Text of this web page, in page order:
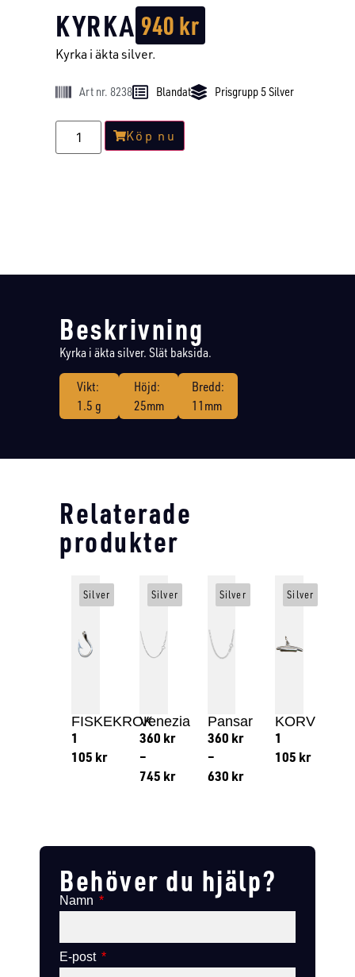
KYRKA 940kr
Kyrka i äkta silver.
Art nr. 8238 Blandat Prisgrupp 5 Silver
Köp nu
Beskrivning
Kyrka i äkta silver. Slät baksida.
Vikt:
1.5 g
Höjd:
25mm
Bredd:
11mm
Relaterade
produkter
FISKEKROK
1
105 kr
Silver
Venezia
360 kr
–
745 kr
Silver
Pansar
360 kr
–
630 kr
Silver
KORV
1
105 kr
Silver
Behöver du hjälp?
Namn
E-post